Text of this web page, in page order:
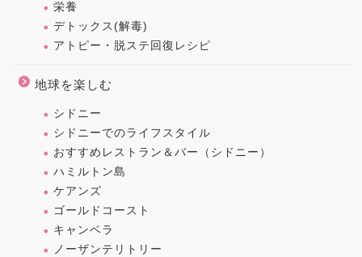
栄養
デトックス(解毒)
アトピー・脱ステ回復レシピ
地球を楽しむ
シドニー
シドニーでのライフスタイル
おすすめレストラン＆バー（シドニー）
ハミルトン島
ケアンズ
ゴールドコースト
キャンベラ
ノーザンテリトリー